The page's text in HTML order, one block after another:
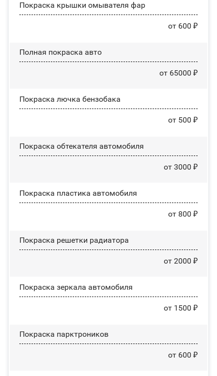
Покраска крышки омывателя фар
от 600 ₽
Полная покраска авто
от 65000 ₽
Покраска лючка бензобака
от 500 ₽
Покраска обтекателя автомобиля
от 3000 ₽
Покраска пластика автомобиля
от 800 ₽
Покраска решетки радиатора
от 2000 ₽
Покраска зеркала автомобиля
от 1500 ₽
Покраска парктроников
от 600 ₽